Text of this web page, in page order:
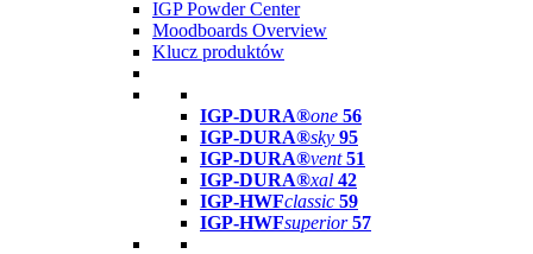
IGP Powder Center
Moodboards Overview
Klucz produktów
IGP-DURA®one 56
IGP-DURA®sky 95
IGP-DURA®vent 51
IGP-DURA®xal 42
IGP-HWFclassic 59
IGP-HWFsuperior 57